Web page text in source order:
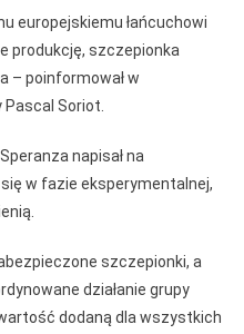
europejskiemu łańcuchowi
produkcję, szczepionka
– poinformował w
Soriot.
napisał na
w fazie eksperymentalnej,
szczepionki, a
działanie grupy
dodaną dla wszystkich